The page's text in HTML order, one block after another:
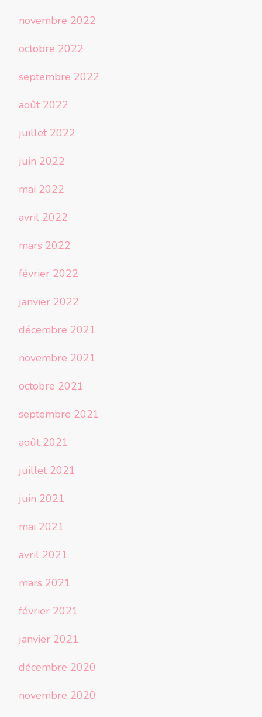
novembre 2022
octobre 2022
septembre 2022
août 2022
juillet 2022
juin 2022
mai 2022
avril 2022
mars 2022
février 2022
janvier 2022
décembre 2021
novembre 2021
octobre 2021
septembre 2021
août 2021
juillet 2021
juin 2021
mai 2021
avril 2021
mars 2021
février 2021
janvier 2021
décembre 2020
novembre 2020